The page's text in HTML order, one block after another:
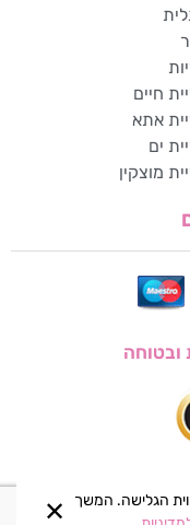
חיים
אתא
ים
מוצקין
הגלישה. המשך
✕